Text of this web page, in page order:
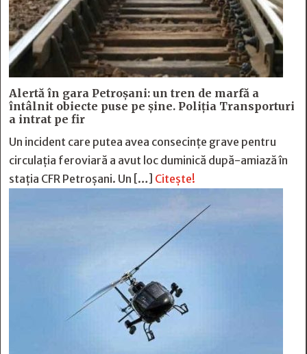
Alertă în gara Petroșani: un tren de marfă a
întâlnit obiecte puse pe șine. Poliția Transporturi
a intrat pe fir
Un incident care putea avea consecințe grave pentru
circulația feroviară a avut loc duminică după-amiază în
stația CFR Petroșani. Un […] Citește!